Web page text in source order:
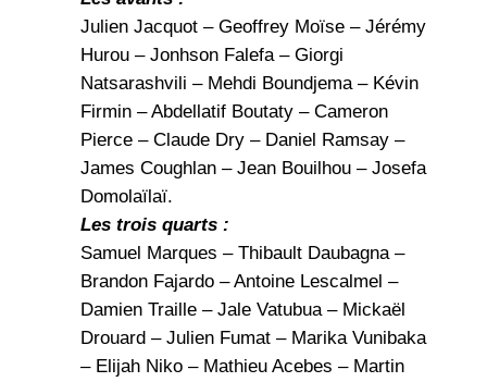
Julien Jacquot – Geoffrey Moïse – Jérémy
Hurou – Jonhson Falefa – Giorgi
Natsarashvili – Mehdi Boundjema – Kévin
Firmin – Abdellatif Boutaty – Cameron
Pierce – Claude Dry – Daniel Ramsay –
James Coughlan – Jean Bouilhou – Josefa
Domolaïlaï.
Les trois quarts :
Samuel Marques – Thibault Daubagna –
Brandon Fajardo – Antoine Lescalmel –
Damien Traille – Jale Vatubua – Mickaël
Drouard – Julien Fumat – Marika Vunibaka
– Elijah Niko – Mathieu Acebes – Martin